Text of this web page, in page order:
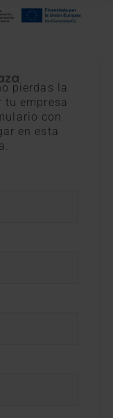
pierdas la
empresa
con
en esta